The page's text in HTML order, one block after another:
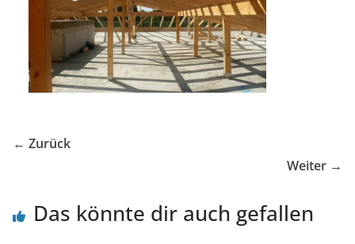
← Zurück
Weiter →
Das könnte dir auch gefallen